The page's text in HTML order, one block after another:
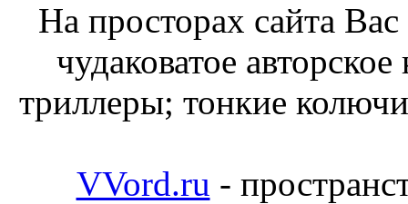
На просторах сайта
чудаковатое
триллеры; тонкие
VVord.ru -